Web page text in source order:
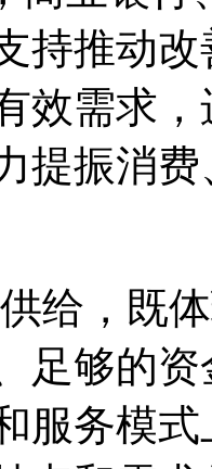
持推动
效需求
提振消
给，既
足够的
服务模